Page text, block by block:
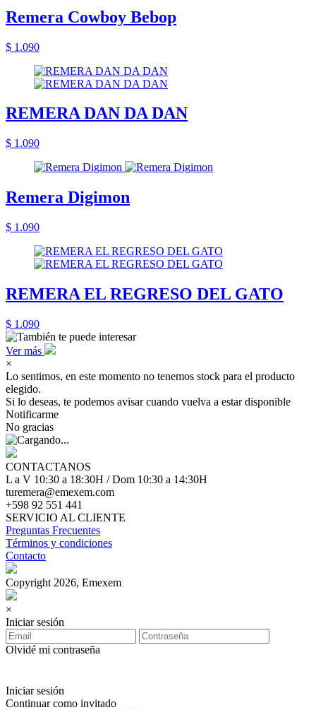
Remera Cowboy Bebop
$ 1.090
REMERA DAN DA DAN
$ 1.090
Remera Digimon
$ 1.090
REMERA EL REGRESO DEL GATO
$ 1.090
Ver más
×
Lo sentimos, en este momento no tenemos stock para el producto
elegido.
Si lo deseas, te podemos avisar cuando vuelva a estar disponible
Notificarme
No gracias
CONTACTANOS
L a V 10:30 a 18:30H / Dom 10:30 a 14:30H
turemera@emexem.com
+598 92 551 441
SERVICIO AL CLIENTE
Preguntas Frecuentes
Términos y condiciones
Contacto
Copyright 2026, Emexem
×
Iniciar sesión
Olvidé mi contraseña
Iniciar sesión
Continuar como invitado